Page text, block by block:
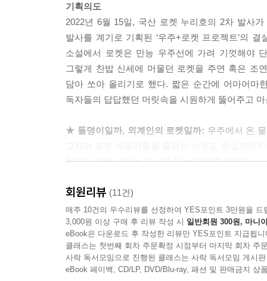
“네가 못 이룬 꿈을 내가 대신 이뤄주는 건 내 꿈
이루는 방법이야. 난 절대 네 꿈을 대신 이뤄주지
야. 넌 5년 뒤에 대학원 졸업해서 달에 간 다음에
--- 「천장 우주」 중에서
“그러니까 네 엄마를…… 우주로 쏘아버리자고?”
전에도 엄마는 종종 그런 말을 했어. 할 수만 있으
기획의도
2022년 6월 15일, 국산 로켓 누리호의 2차 발사
발사를 계기로 기획된 ‘우주+로켓 프로젝트’의
소설에서 로켓은 만능 우주선에 가려 기껏해야
그렇게 찬밥 신세에 머물던 로켓을 주연 혹은 조
담아 쏘아 올리기로 했다. 짧은 순간에 어마어마
독자들의 답답했던 머릿속을 시원하게 뚫어주고
★ 돌덩이일까, 외계인의 로켓일까: 우주에서 온
전개와 위트 넘치는 묘사가 읽는 재미를 더한다.
☆ 나의 탈출을 우리의 순간들로 미분하면:
올리는 주인공의 이야기다. 가상 지구, 방사능을
★ 재시작 버튼: 추락하는 우주선 안에서 반복되
있을까? 인류의 운명과 두 사람의 생존이 걸린 결
잡아준다.
회원리뷰 (11건)
매주 10건의 우수리뷰를 선정하여 YES포인트 3만원을 드
3,000원 이상 구매 후 리뷰 작성 시 일반회원 300원, 마니
eBook은 다운로드 후 작성한 리뷰만 YES포인트 지급됩니
클래스는 첫번째 회차 주문확정 시점부터 마지막 회차 주
사락 독서모임으로 진행된 클래스는 사락 독서모임 게시
eBook 페이백, CD/LP, DVD/Blu-ray, 패션 및 판매금지 상